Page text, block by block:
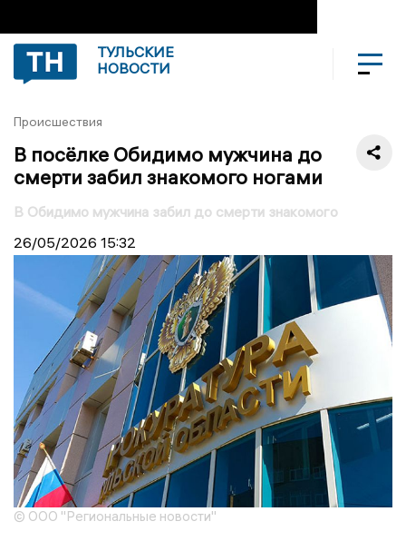
ТУЛЬСКИЕ
НОВОСТИ
Происшествия
В посёлке Обидимо мужчина до
смерти забил знакомого ногами
В Обидимо мужчина забил до смерти знакомого
26/05/2026 15:32
© ООО "Региональные новости"